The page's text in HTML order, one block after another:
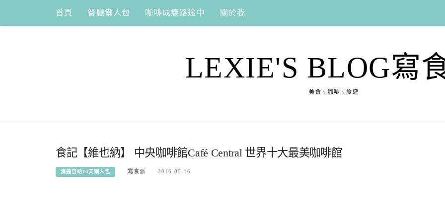
content
首頁 餐廳懶人包 咖啡成癮路途中 關於我
LEXIE'S BLOG寫
美食、咖啡、旅遊
食記【維也納】 中央咖啡館Café Central 世界十大最美咖啡館
澳捷自助10天懶人包 寫食派 2016-05-16